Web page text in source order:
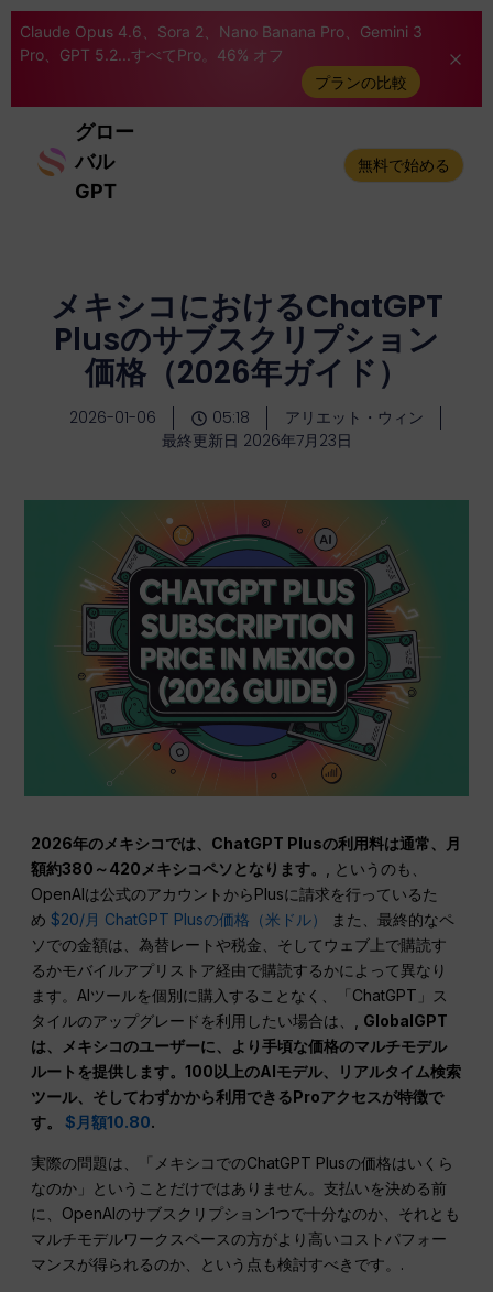
Claude Opus 4.6、Sora 2、Nano Banana Pro、Gemini 3
Pro、GPT 5.2...すべてPro。46% オフ
プランの比較
グロー
バル
GPT
無料で始める
メキシコにおけるChatGPT
Plusのサブスクリプション
価格（2026年ガイド）
2026-01-06 05:18
アリエット・ウィン
最終更新日 2026年7月23日
2026年のメキシコでは、ChatGPT Plusの利用料は通常、月
額約380～420メキシコペソとなります。
, というのも、
OpenAIは公式のアカウントからPlusに請求を行っているた
め$20/月 ChatGPT Plusの価格（米ドル）
また、最終的なペ
ソでの金額は、為替レートや税金、そしてウェブ上で購読す
るかモバイルアプリストア経由で購読するかによって異なり
ます。AIツールを個別に購入することなく、「ChatGPT」ス
タイルのアップグレードを利用したい場合は、, GlobalGPT
は、メキシコのユーザーに、より手頃な価格のマルチモデル
ルートを提供します。100以上のAIモデル、リアルタイム検索
ツール、そしてわずかから利用できるProアクセスが特徴で
す。$月額10.80.
実際の問題は、「メキシコでのChatGPT Plusの価格はいくら
なのか」ということだけではありません。支払いを決める前
に、OpenAIのサブスクリプション1つで十分なのか、それとも
マルチモデルワークスペースの方がより高いコストパフォー
マンスが得られるのか、という点も検討すべきです。.